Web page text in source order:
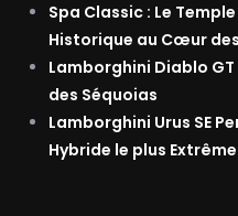
Spa Classic : Le
Historique au Cœur
Lamborghini Diablo
des Séquoias
Lamborghini Urus SE
Hybride le plus